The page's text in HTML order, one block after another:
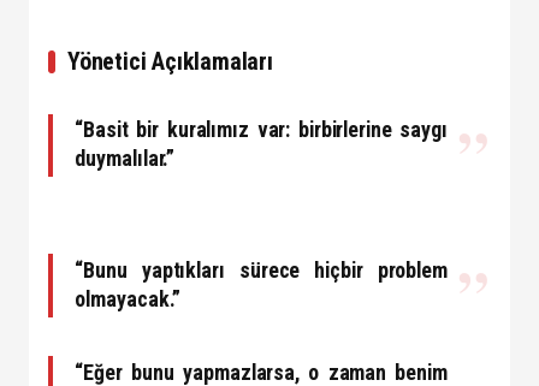
Yönetici Açıklamaları
“Basit bir kuralımız var: birbirlerine saygı
duymalılar.”
“Bunu yaptıkları sürece hiçbir problem
olmayacak.”
“Eğer bunu yapmazlarsa, o zaman benim